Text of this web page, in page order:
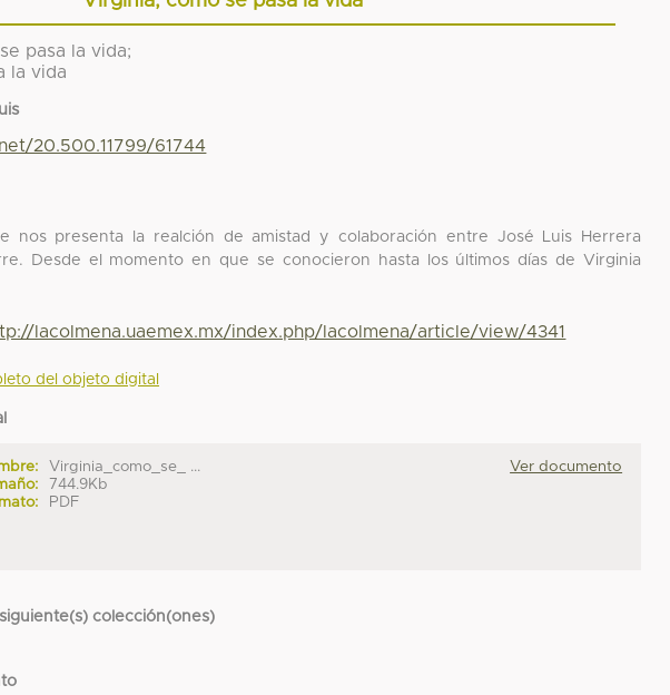
pasa la vida;
la vida
20.500.11799/61744
nos presenta la realción de amistad y colaboración entre José Luis Herrera
Desde el momento en que se conocieron hasta los últimos días de Virginia
lacolmena.uaemex.mx/index.php/lacolmena/article/view/4341
del objeto digital
Virginia_como_se_ ...
744.9Kb
PDF
Ver documento
colección(ones)